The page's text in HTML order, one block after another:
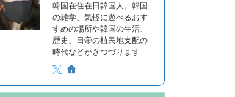
韓国在住在日韓国人。韓国
の雑学、気軽に遊べるおす
すめの場所や韓国の生活、
歴史、日帝の植民地支配の
時代などかきつづります